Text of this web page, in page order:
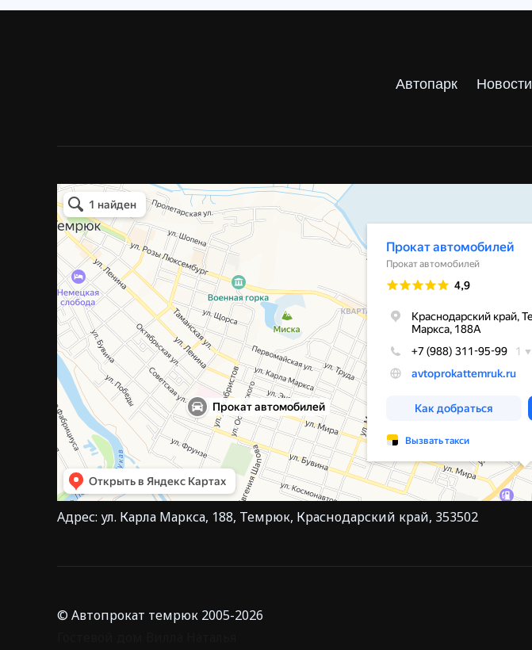
Автопарк Новости
Прокат автомобилей
Прокат автомобилей в Темрюке
Адрес: ул. Карла Маркса, 188, Темрюк, Краснодарский край, 353502
© Автопрокат темрюк 2005-2026